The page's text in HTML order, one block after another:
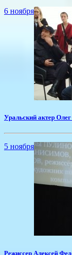
6 ноября
​Уральский актер
5 ноября
​Режиссер Алексей